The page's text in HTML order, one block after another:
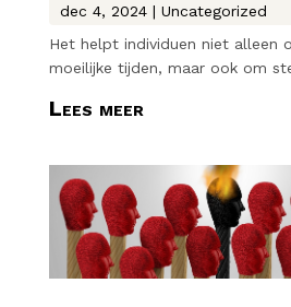
dec 4, 2024| Uncategorized
Het helpt individuen niet alleen
moeilijke tijden, maar ook om
Lees meer